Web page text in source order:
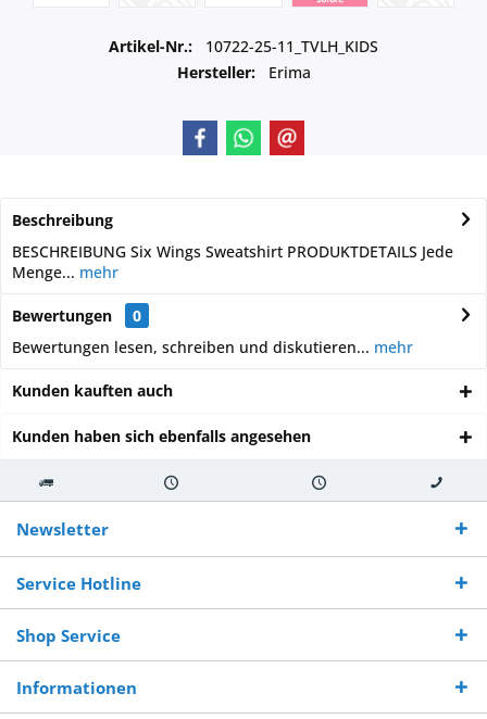
Artikel-Nr.:
10722-25-11_TVLH_KIDS
Hersteller:
Erima
Beschreibung
BESCHREIBUNG Six Wings Sweatshirt PRODUKTDETAILS Jede
Menge... mehr
Bewertungen
0
Bewertungen lesen, schreiben und diskutieren... mehr
Kunden kauften auch
Kunden haben sich ebenfalls angesehen
Kostenloser
Versand ab €
250,-
Versand innerhalb von Versand von So erreichen
Sie uns 0160
970 511 90
Newsletter
Service Hotline
Shop Service
Informationen